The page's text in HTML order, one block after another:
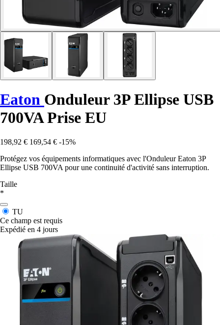
Eaton Onduleur 3P Ellipse USB
700VA Prise EU
198,92 € 169,54 € -15%
Protégez vos équipements informatiques avec l'Onduleur Eaton 3P
Ellipse USB 700VA pour une continuité d'activité sans interruption.
Taille
*
TU
Ce champ est requis
Expédié en 4 jours